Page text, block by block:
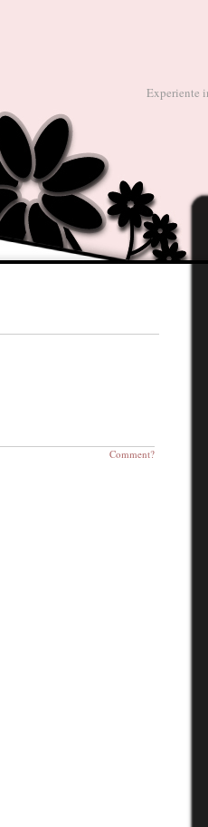
Experiente
Comment?